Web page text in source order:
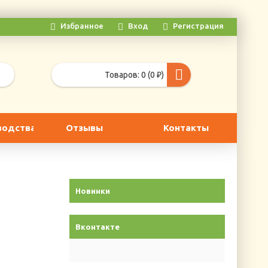
Избранное Вход Регистрация
Товаров: 0 (0 ₽)
Отзывы Контакты
Новинки
Вконтакте